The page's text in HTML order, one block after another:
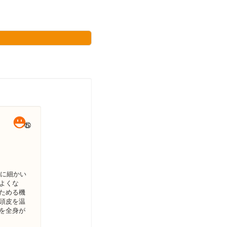
細かい
くな
める機
皮を温
全身が